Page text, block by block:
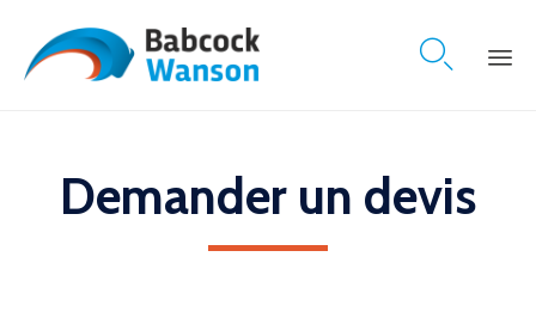

Demander un devis